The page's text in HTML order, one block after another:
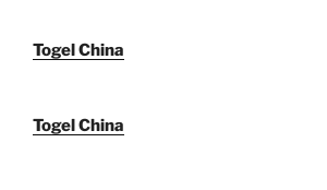
Togel China
Togel China